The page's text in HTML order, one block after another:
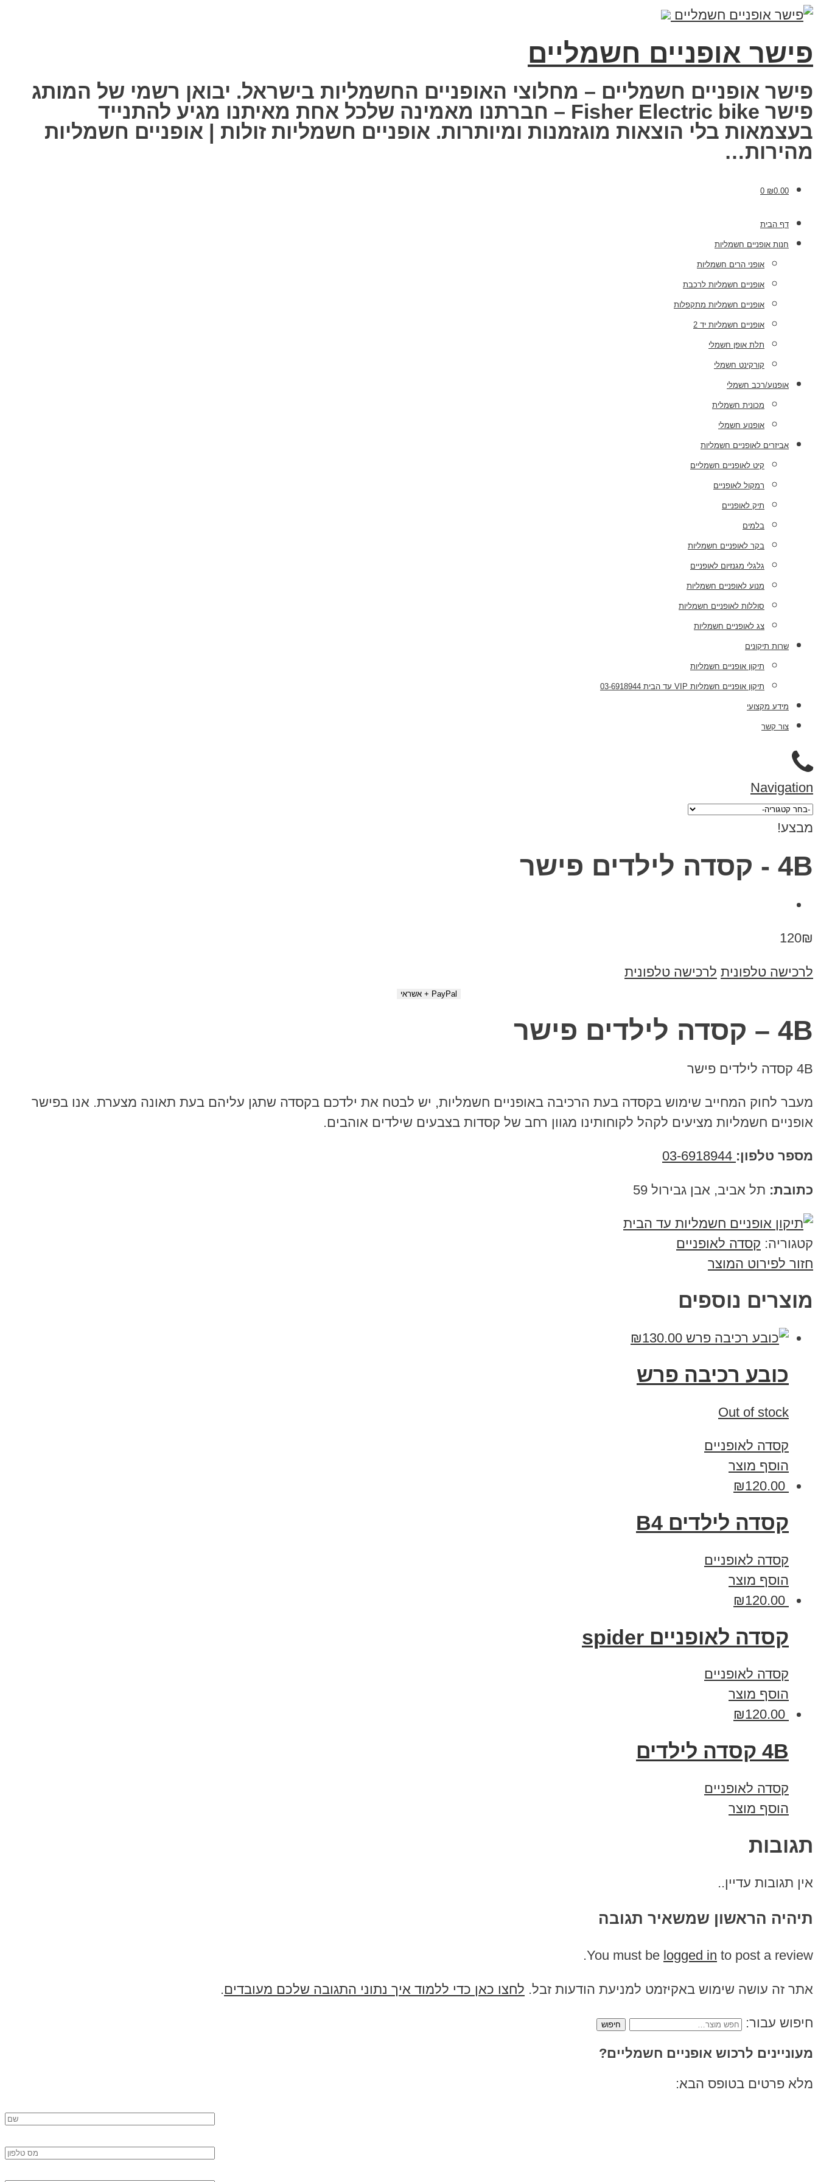
פישר אופניים חשמליים
פישר אופניים חשמליים – מחלוצי האופניים החשמליות בישראל. יבואן רשמי של המותג
פישר Fisher Electric bike – חברתנו מאמינה שלכל אחת מאיתנו מגיע להתנייד
בעצמאות בלי הוצאות מוגזמנות ומיותרות. אופניים חשמליות זולות | אופניים חשמליות
מהירות…
₪0.00
0
דף הבית
חנות אופניים חשמליות
אופני הרים חשמליות
אופניים חשמליות לרכבת
אופניים חשמליות מתקפלות
אופניים חשמליות יד 2
תלת אופן חשמלי
קורקינט חשמלי
אופנוע/רכב חשמלי
מכונית חשמלית
אופנוע חשמלי
אביזרים לאופניים חשמליות
קיט לאופניים חשמליים
רמקול לאופניים
תיק לאופניים
בלמים
בקר לאופניים חשמליות
גלגלי מגנזיום לאופניים
מנוע לאופניים חשמליות
סוללות לאופניים חשמליות
צג לאופניים חשמליות
שרות תיקונים
תיקון אופניים חשמליות
תיקון אופניים חשמליות VIP עד הבית 03-6918944
מידע מקצועי
צור קשר
Navigation
מבצע!
4B - קסדה לילדים פישר
120₪
לרכישה טלפונית לרכישה טלפונית
4B – קסדה לילדים פישר
4B קסדה לילדים פישר
מעבר לחוק המחייב שימוש בקסדה בעת הרכיבה באופניים חשמליות, יש לבטח את ילדכם בקסדה שתגן עליהם בעת תאונה מצערת. אנו בפישר
אופניים חשמליות מציעים לקהל לקוחותינו מגוון רחב של קסדות בצבעים שילדים אוהבים.
מספר טלפון:
כתובת: תל אביב, אבן גבירול 59
קטגוריה: קסדה לאופניים
חזור לפירוט המוצר
מוצרים נוספים
₪130.00
כובע רכיבה פרש
Out of stock
קסדה לאופניים
הוסף מוצר
₪120.00
קסדה לילדים B4
קסדה לאופניים
הוסף מוצר
₪120.00
קסדה לאופניים spider
קסדה לאופניים
הוסף מוצר
₪120.00
4B קסדה לילדים
קסדה לאופניים
הוסף מוצר
תגובות
אין תגובות עדיין..
תיהיה הראשון שמשאיר תגובה
You must be logged in to post a review.
אתר זה עושה שימוש באקיזמט למניעת הודעות זבל. לחצו כאן כדי ללמוד איך נתוני התגובה שלכם מעובדים.
חיפוש עבור:
מעוניינים לרכוש אופניים חשמליים?
מלא פרטים בטופס הבא: